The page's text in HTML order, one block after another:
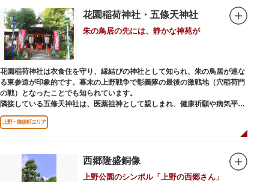
軍・徳川家光公が、日光東照宮までお参りに行けない江戸の人々のために建
てられたそう。社殿内部は文化財保護のため通常は非公開ですが、特別公開
が実施されることもあるので、拝観を申し込んでみてはいかがでしょうか。
授与所では、期間・数量限定のお守りや御朱印も授与されているので要チェ
ック。手塚治虫のユニコのお守りなど愛らしいものがありますよ。
花園稲荷神社・五條天神社
朱の鳥居の先には、静かな神苑が
花園稲荷神社は衣食住を守り、縁結びの神社として知られ、朱の鳥居が連な
る東参道が印象的です。幕末の上野戦争で彰義隊の最後の激戦地（穴稲荷門
の戦）となったことでも知られています。
隣接している五條天神社は、医薬祖神として親しまれ、健康祈願や病気平癒
祈願の参拝者が多く、相殿には菅原道真公も祀られています。
境内がつながっており、まるでひとつの神社かのように並んで鎮座していま
すが、それぞれ別々の由緒の独立した神社です。どちらの御朱印も五條天神
参拝は6:00～17:00（御朱印の授与は9:00～17:00）
上野・御徒町エリア
西郷隆盛銅像
上野公園のシンボル「上野の西郷さん」